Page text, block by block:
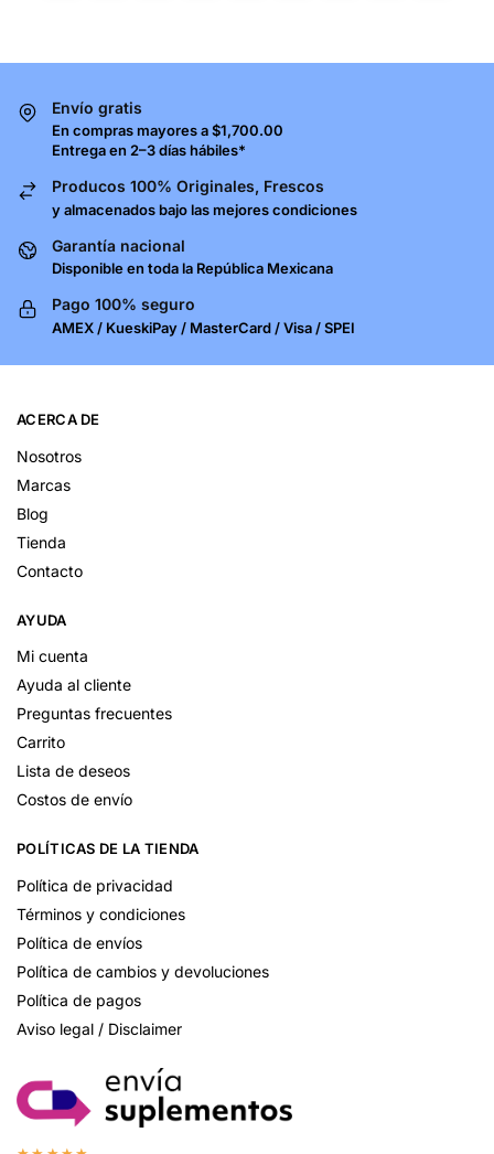
Envío gratis
En compras mayores a $1,700.00
Entrega en 2–3 días hábiles*
Producos 100% Originales, Frescos
y almacenados bajo las mejores condiciones
Garantía nacional
Disponible en toda la República Mexicana
Pago 100% seguro
AMEX / KueskiPay / MasterCard / Visa / SPEI
ACERCA DE
Nosotros
Marcas
Blog
Tienda
Contacto
AYUDA
Mi cuenta
Ayuda al cliente
Preguntas frecuentes
Carrito
Lista de deseos
Costos de envío
POLÍTICAS DE LA TIENDA
Política de privacidad
Términos y condiciones
Política de envíos
Política de cambios y devoluciones
Política de pagos
Aviso legal / Disclaimer